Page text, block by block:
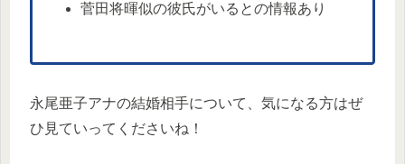
菅田将暉似の彼氏がいるとの情報あり
永尾亜子アナの結婚相手について、気になる方はぜ
ひ見ていってくださいね！